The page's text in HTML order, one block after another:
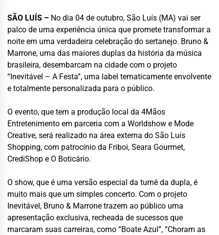
SÃO LUÍS – No dia 04 de outubro, São Luís (MA) vai ser
palco de uma experiência única que promete transformar a
noite em uma verdadeira celebração do sertanejo. Bruno &
Marrone, uma das maiores duplas da história da música
brasileira, desembarcam na cidade com o projeto
“Inevitável – A Festa”, uma label tematicamente envolvente
e totalmente personalizada para o público.
O evento, que tem a produção local da 4Mãos
Entretenimento em parceria com a Worldshow e Mode
Creative, será realizado na área externa do São Luís
Shopping, com patrocínio da Friboi, Seara Gourmet,
CrediShop e O Boticário.
O show, que é uma versão especial da turnê da dupla, é
muito mais que um simples concerto. Com o projeto
Inevitável, Bruno & Marrone trazem ao público uma
apresentação exclusiva, recheada de sucessos que
marcaram suas carreiras, como “Boate Azul”, “Choram as